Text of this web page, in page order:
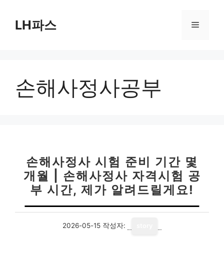
LH파스 메
손해사정사공부
손해사정사 시험 준비 기간 몇
개월 | 손해사정사 자격시험 공
부 시간, 제가 알려드릴게요!
2026-05-15 작성자: